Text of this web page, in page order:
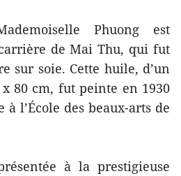
Phuong est
de Mai Thu, qui fut
sur soie. Cette huile, d’un
80 cm, fut peinte en 1930
à l’École des beaux-arts de
à la prestigieuse